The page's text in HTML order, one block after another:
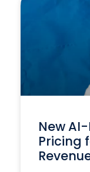
New
Pricing